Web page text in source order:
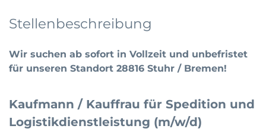
Stellenbeschreibung
Wir suchen ab sofort in Vollzeit und unbefristet
für unseren Standort 28816 Stuhr / Bremen!
Kaufmann / Kauffrau für Spedition und
Logistikdienstleistung (m/w/d)